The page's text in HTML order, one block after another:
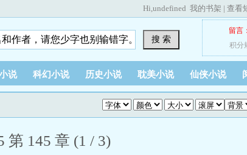
Hi,undefined 我的书架 | 查看
搜 索
留言：
积分
说 科幻小说 历史小说 耽美小说 仙侠小说
第 145 章 (1 / 3)